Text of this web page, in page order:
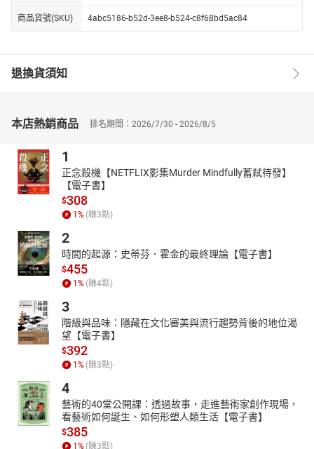
商品貨號(SKU) 4abc5186-b52d-3ee8-b524-c8f68bd5ac84
退換貨須知
本店熱銷商品 排名期間：2026/7/30 - 2026/8/5
1
正念殺機【NETFLIX影集Murder Mindfully蓄弒待發】
【電子書】
$308
1% (賺3點)
2
時間的起源：史蒂芬．霍金的最終理論【電子書】
$455
1% (賺4點)
3
階級與品味：隱藏在文化審美與流行趨勢背後的地位渴
望【電子書】
$392
1% (賺3點)
4
藝術的40堂公開課：透過故事，走進藝術家創作現場，
看藝術如何誕生、如何形塑人類生活【電子書】
$385
1% (賺3點)